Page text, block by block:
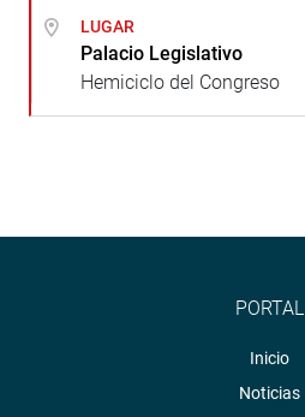
LUGAR
Palacio Legislativo
Hemiciclo del Congreso
PORTAL
Inicio
Noticias